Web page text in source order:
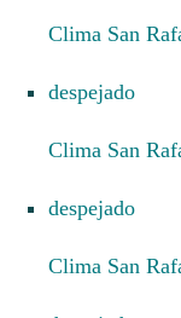
Clima San Rafael Oriente 13 febrero 2026 cielo
despejado
Clima San Rafael Oriente 12 febrero 2026 cielo
despejado
Clima San Rafael Oriente 11 febrero 2026 cielo